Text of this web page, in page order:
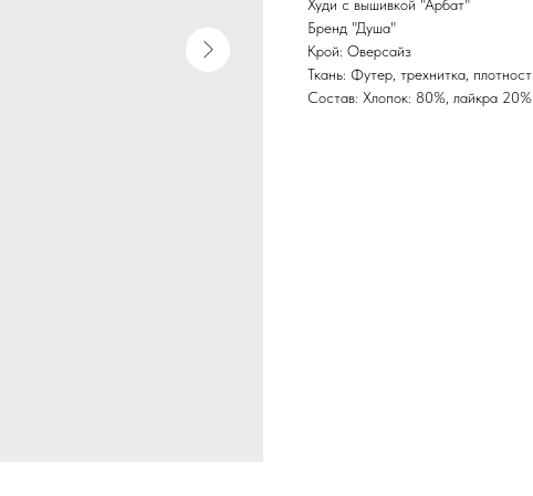
Худи с вышивкой "Арбат"
Бренд "Душа"
Крой: Оверсайз
Ткань: Футер, трехнитка,
Состав: Хлопок: 80%, лайкра 20%